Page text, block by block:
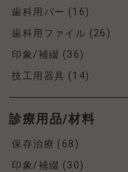
歯科用バー (16)
歯科用ファイル (26)
印象/補綴 (36)
技工用器具 (14)
診療用品/材料
保存治療 (68)
印象/補綴 (30)